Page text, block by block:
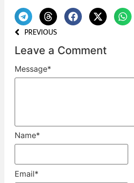
PREVIOUS
Leave a Comment
Message*
Name*
Email*